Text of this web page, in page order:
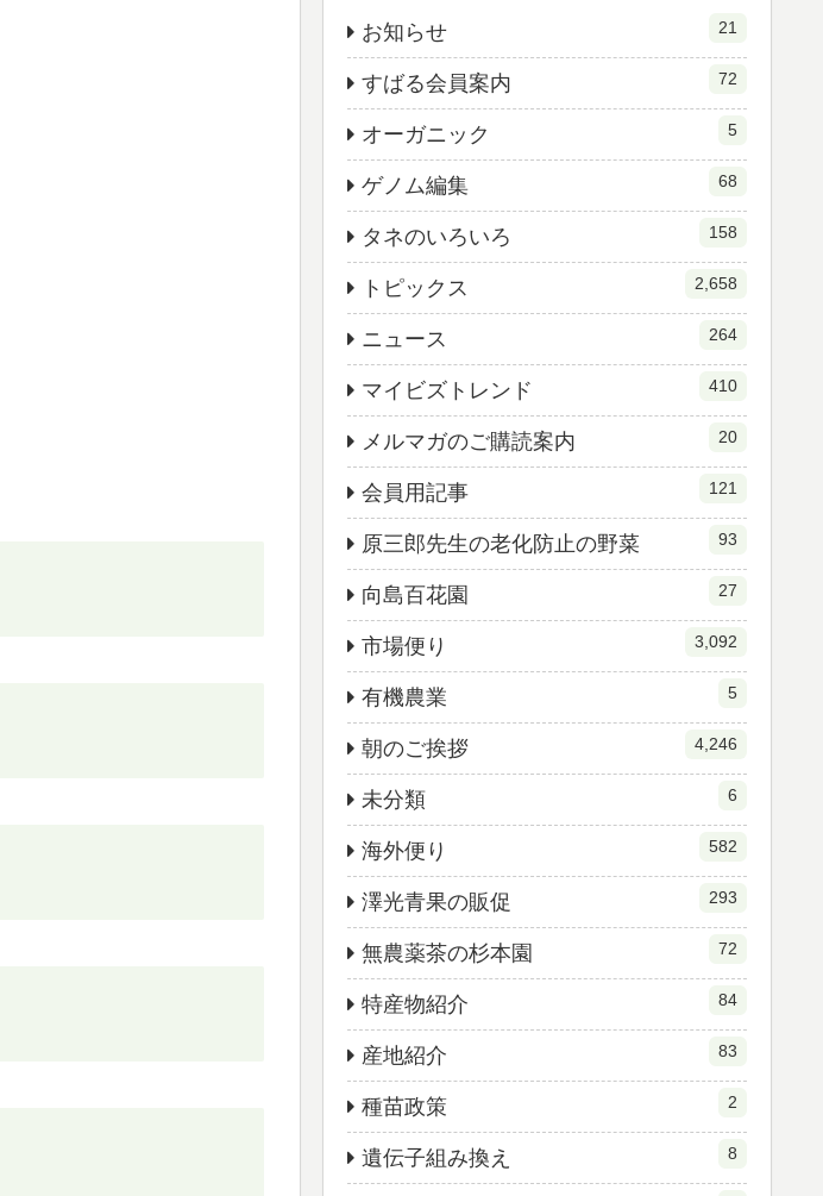
お知らせ 21
すばる会員案内 72
オーガニック 5
ゲノム編集 68
タネのいろいろ 158
トピックス 2,658
ニュース 264
マイビズトレンド 410
メルマガのご購読案内 20
会員用記事 121
原三郎先生の老化防止の野菜 93
向島百花園 27
市場便り 3,092
有機農業 5
朝のご挨拶 4,246
未分類 6
海外便り 582
澤光青果の販促 293
無農薬茶の杉本園 72
特産物紹介 84
産地紹介 83
種苗政策 2
遺伝子組み換え 8